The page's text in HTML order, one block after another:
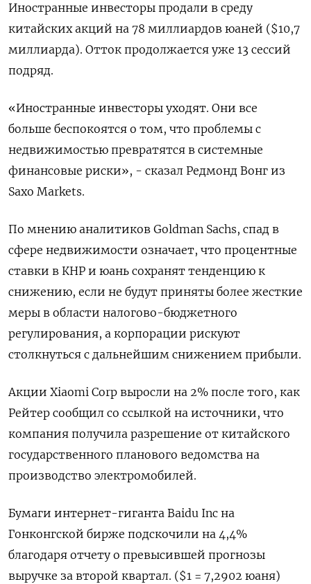
Иностранные инвесторы продали в среду
китайских акций на 78 миллиардов юаней ($10,7
миллиарда). Отток продолжается уже 13 сессий
подряд.
«Иностранные инвесторы уходят. Они все
больше беспокоятся о том, что проблемы с
недвижимостью превратятся в системные
финансовые риски», - сказал Редмонд Вонг из
Saxo Markets.
По мнению аналитиков Goldman Sachs, спад в
сфере недвижимости означает, что процентные
ставки в КНР и юань сохранят тенденцию к
снижению, если не будут приняты более жесткие
меры в области налогово-бюджетного
регулирования, а корпорации рискуют
столкнуться с дальнейшим снижением прибыли.
Акции Xiaomi Corp выросли на 2% после того, как
Рейтер сообщил со ссылкой на источники, что
компания получила разрешение от китайского
государственного планового ведомства на
производство электромобилей.
Бумаги интернет-гиганта Baidu Inc на
Гонконгской бирже подскочили на 4,4%
благодаря отчету о превысившей прогнозы
выручке за второй квартал. ($1 = 7,2902 юаня)